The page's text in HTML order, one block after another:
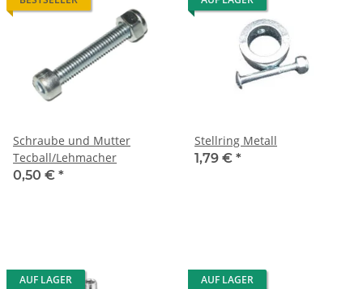
Schraube und Mutter
Tecball/Lehmacher
0,50 € *
Stellring Metall
1,79 € *
AUF LAGER AUF LAGER